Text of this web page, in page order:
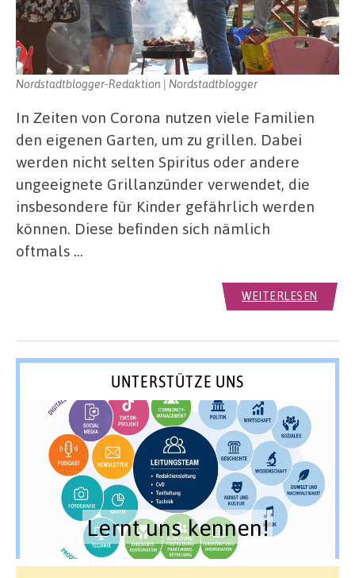
Nordstadtblogger-Redaktion | Nordstadtblogger
In Zeiten von Corona nutzen viele Familien
den eigenen Garten, um zu grillen. Dabei
werden nicht selten Spiritus oder andere
ungeeignete Grillanzünder verwendet, die
insbesondere für Kinder gefährlich werden
können. Diese befinden sich nämlich
oftmals …
WEITERLESEN
UNTERSTÜTZE UNS
Lernt uns kennen!